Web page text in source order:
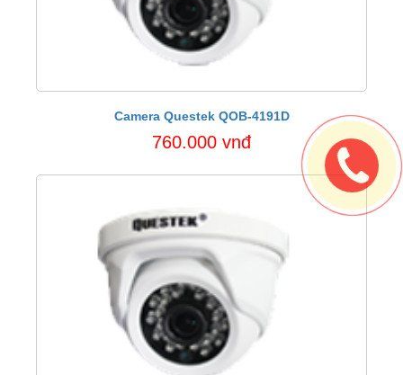
Camera Questek QOB-4191D
760.000 vnđ